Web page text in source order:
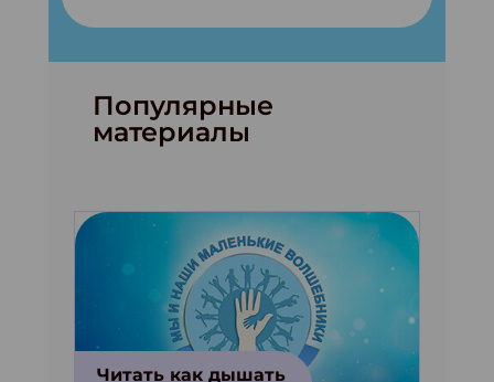
Популярные
материалы
Читать как дышать